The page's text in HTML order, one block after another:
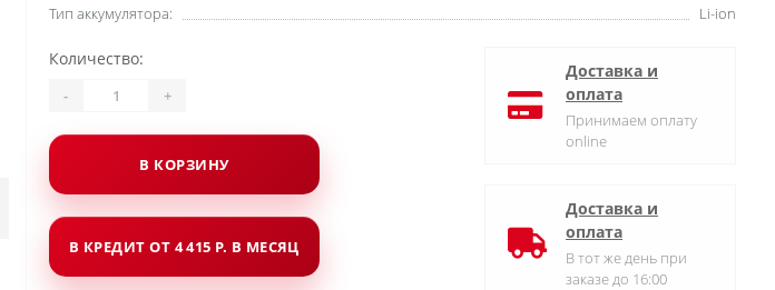
Тип аккумулятора:
Li-ion
Количество:
- +
В КОРЗИНУ
В КРЕДИТ ОТ 4 415 Р. В МЕСЯЦ
Доставка и
оплата
Принимаем оплату
online
Доставка и
оплата
В тот же день при
заказе до 16:00